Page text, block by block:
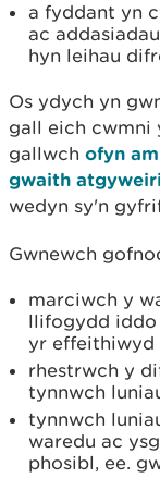
a fyddant yn
ac
hyn leihau
Os ydych yn
gall eich cwmni
gallwch ofyn
gwaith
wedyn sy'n
Gwnewch
marciwch y
llifogydd iddo
yr effeithiwyd
rhestrwch y
tynnwch
tynnwch
waredu ac
phosibl, ee.